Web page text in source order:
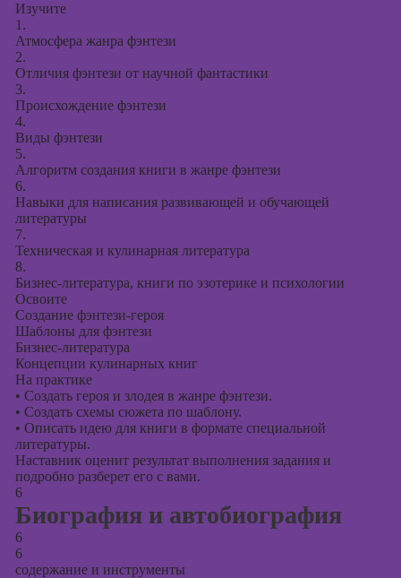
Изучите
1.
Атмосфера жанра фэнтези
2.
Отличия фэнтези от научной фантастики
3.
Происхождение фэнтези
4.
Виды фэнтези
5.
Алгоритм создания книги в жанре фэнтези
6.
Навыки для написания развивающей и обучающей
литературы
7.
Техническая и кулинарная литература
8.
Бизнес-литература, книги по эзотерике и психологии
Освоите
Создание фэнтези-героя
Шаблоны для фэнтези
Бизнес-литература
Концепции кулинарных книг
На практике
• Создать героя и злодея в жанре фэнтези.
• Создать схемы сюжета по шаблону.
• Описать идею для книги в формате специальной
литературы.
Наставник оценит результат выполнения задания и
подробно разберет его с вами.
6
Биография и автобиография
6
6
содержание и инструменты